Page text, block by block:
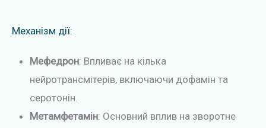
Механізм дії:
Мефедрон: Впливає на кілька
нейротрансмітерів, включаючи дофамін та
серотонін.
Метамфетамін: Основний вплив на зворотне